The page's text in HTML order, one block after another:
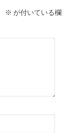
※ が付いている欄